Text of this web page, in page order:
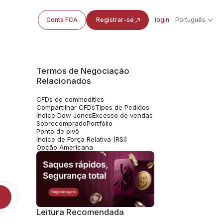
Conta FCA Registrar-se login Português
Termos de Negociação
Relacionados
CFDs de commodities
Compartilhar CFDsTipos de Pedidos
Índice Dow JonesExcesso de vendas
SobrecompradoPortfólio
Ponto de pivô
Índice de Força Relativa (RSI)
Opção Americana
Leitura Recomendada